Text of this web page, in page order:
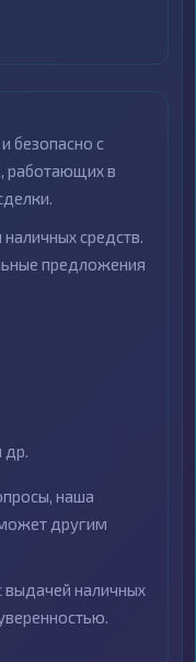
безопасно с
работающих в
средств.
предложения
др.
наша
другим
выдачей наличных